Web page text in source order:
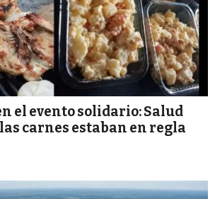
el evento solidario: Salud
carnes estaban en regla